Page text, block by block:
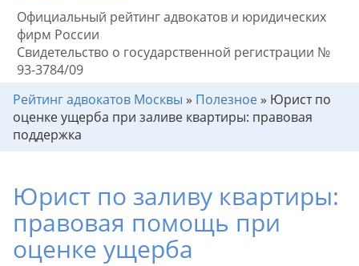
Официальный рейтинг адвокатов и юридических
фирм России
Свидетельство о государственной регистрации №
93-3784/09
Рейтинг адвокатов Москвы » Полезное» Юрист по
оценке ущерба при заливе квартиры: правовая
поддержка
Юрист по заливу квартиры:
правовая помощь при
оценке ущерба